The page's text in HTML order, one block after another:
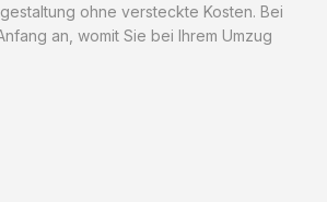
ohne versteckte Kosten. Bei
an, womit Sie bei Ihrem Umzug